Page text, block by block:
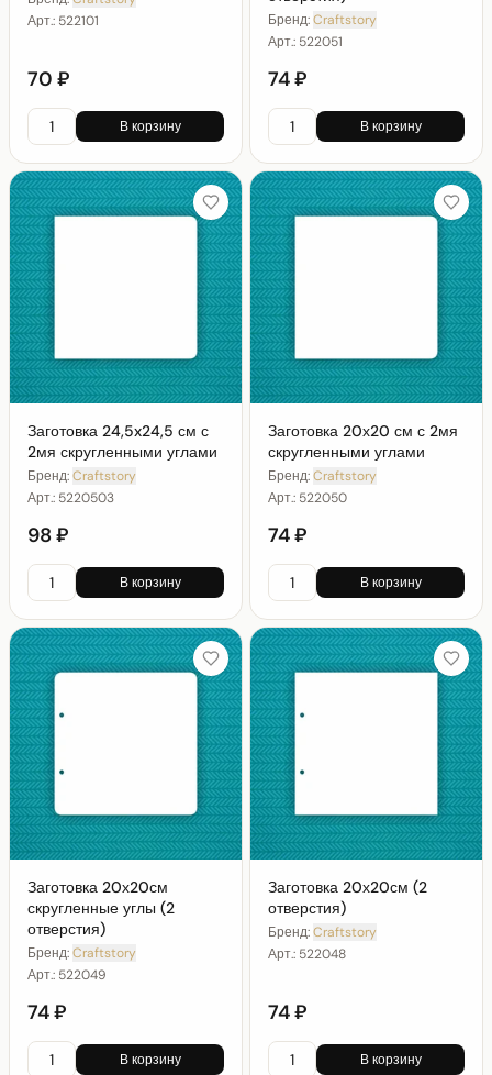
Арт.: 522101
70 ₽
В корзину
Бренд:Craftstory
Арт.: 522051
74 ₽
В корзину
Заготовка 24,5x24,5 см с
2мя скругленными углами
Бренд:Craftstory
Арт.: 5220503
98 ₽
В корзину
Заготовка 20х20 см с 2мя
скругленными углами
Бренд:Craftstory
Арт.: 522050
74 ₽
В корзину
Заготовка 20х20см
скругленные углы (2
отверстия)
Бренд:Craftstory
Арт.: 522049
74 ₽
В корзину
Заготовка 20х20см (2
отверстия)
Бренд:Craftstory
Арт.: 522048
74 ₽
В корзину